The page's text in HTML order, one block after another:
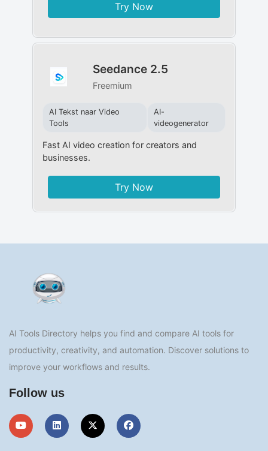
Try Now
Seedance 2.5
Freemium
AI Tekst naar Video
Tools
AI-
videogenerator
Fast AI video creation for creators and
businesses.
Try Now
AI Tools Directory helps you find and compare AI tools for
productivity, creativity, and automation. Discover solutions to
improve your workflows and results.
Follow us